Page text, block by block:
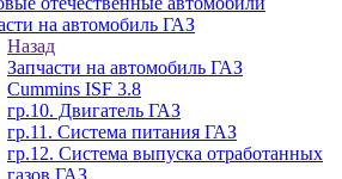
на автомобиль ГАЗ
Назад
Запчасти на автомобиль ГАЗ
Cummins ISF 3.8
гр.10. Двигатель ГАЗ
гр.11. Система питания ГАЗ
гр.12. Система выпуска отработанных